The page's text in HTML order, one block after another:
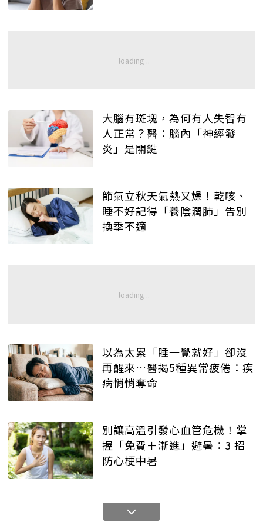
大腦有斑塊，為何有人失智有
人正常？醫：腦內「神經發
炎」是關鍵
節氣立秋天氣熱又燥！乾咳、
睡不好記得「養陰潤肺」告別
換季不適
以為太累「睡一覺就好」卻沒
再醒來…醫揭5種異常疲倦：疾
病悄悄奪命
別讓高溫引發心血管危機！掌
握「免費＋漸進」避暑：3 招
防心梗中暑